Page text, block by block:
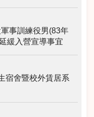
事訓練役男(83年
緩入營宣導事宜
宿舍暨校外賃居系